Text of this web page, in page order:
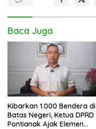
Baca Juga
Kibarkan 1.000 Bendera di
Batas Negeri, Ketua DPRD
Pontianak Ajak Elemen